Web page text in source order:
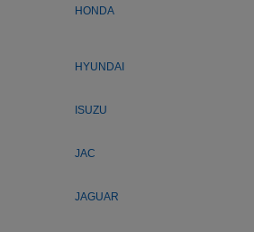
HONDA
HYUNDAI
ISUZU
JAC
JAGUAR